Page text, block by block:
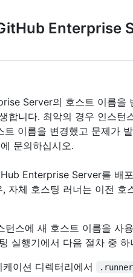
Enterprise
Server의 호스트 이름을
합니다. 최악의 경우 인스턴
트 이름을 변경했고 문제가
문의하십시오.
Enterprise Server를 배
자체 호스팅 러너는 이전 호
스에 새 호스트 이름을 사
실행기에서 다음 절차 중
이션 디렉터리에서
.runner